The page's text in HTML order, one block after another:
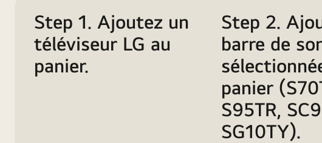
sélectionnéeStep 1. Ajoutez un
téléviseur LG au
panier.
Step 2.
barre de
panier
S95TR,
SG10TY).